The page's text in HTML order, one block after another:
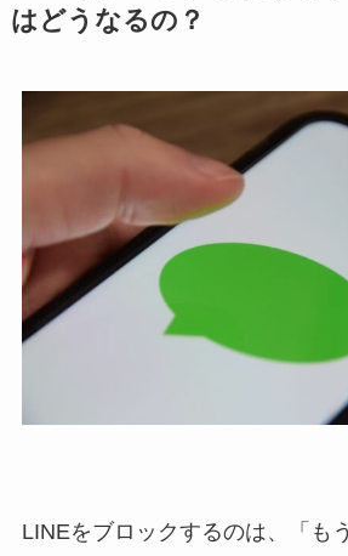
はどうなるの？
LINEをブロックするのは、「も